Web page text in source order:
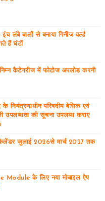
लंबे बालों से बनाया गिनीज वर्ल्ड
हैं घंटों
कैटेगरीज में फोटोज अपलोड करनी
के नियंत्रणाधीन परिषदीय बेसिक एवं
की उपलब्धता की सूचना उपलब्ध कराए
कैलेंडर जुलाई 2026से मार्च 2027 तक
Module के लिए नया मोबाइल ऐप